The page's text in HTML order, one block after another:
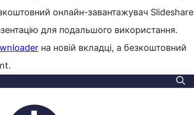
онлайн-завантажувач Slideshare
для подальшого використання.
на новій вкладці, a безкоштовний